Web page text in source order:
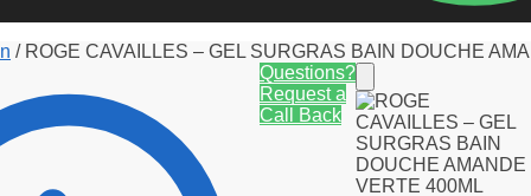
/ ROGE CAVAILLES – GEL SURGRAS BAIN DOUCHE
Questions?
Request a
Call Back